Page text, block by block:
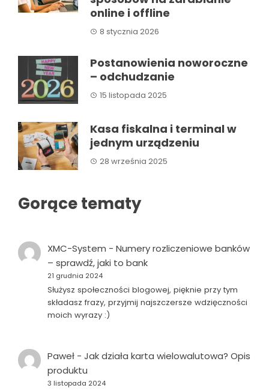
online i offline
8 stycznia 2026
Postanowienia noworoczne
– odchudzanie
15 listopada 2025
Kasa fiskalna i terminal w
jednym urządzeniu
28 września 2025
Gorące tematy
XMC-System - Numery rozliczeniowe banków
– sprawdź, jaki to bank
21 grudnia 2024
Służysz społeczności blogowej, pięknie przy tym
składasz frazy, przyjmij najszczersze wdzięczności
moich wyrazy :)
Paweł- Jak działa karta wielowalutowa? Opis
produktu
3 listopada 2024